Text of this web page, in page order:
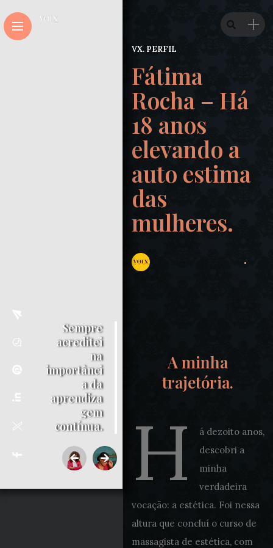
Sempre
acreditei
na
importânci
a da
aprendiza
gem
contínua.
VX. PERFIL
Fátima
Rocha – Há
18 anos
elevando a
auto estima
das
mulheres.
A minha
trajetória.
H
á dezoito anos,
descobri a
minha
verdadeira
vocação: a estética. Foi nessa
altura que concluí o curso de
massagista de estética, com